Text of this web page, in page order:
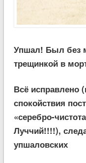
Упшал! Был без
трещинкой в
Всё исправлено
спокойствия
«серебро-
Луччий!!!!),
упшаловских